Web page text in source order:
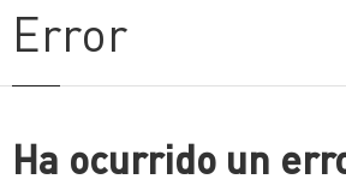
Error
Ha ocurrido un